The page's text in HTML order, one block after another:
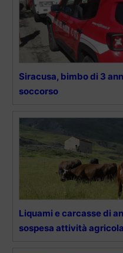
Siracusa, bimbo di 3
soccorso
Liquami e carcasse di
sospesa attività